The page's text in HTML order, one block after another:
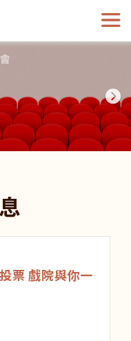
票 戲院與你一